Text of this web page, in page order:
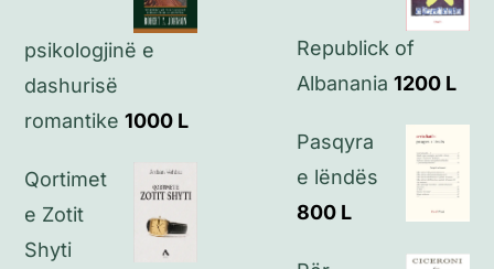
Kontakt
psikologjinë e
dashurisë
romantike 1000 L
Qortimet
e Zotit
Shyti
Republick of
Albanania 1200 L
Pasqyra
e lëndës
800 L